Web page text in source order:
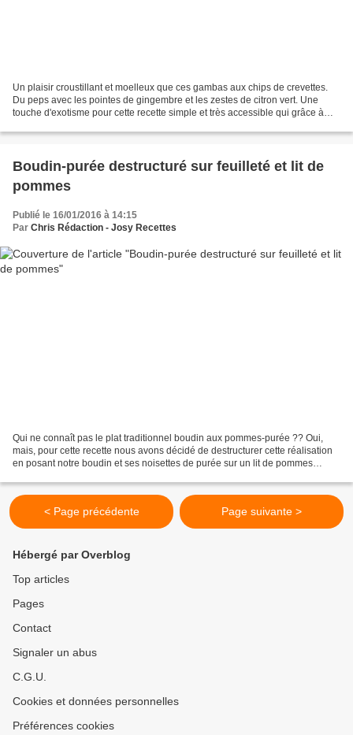
Un plaisir croustillant et moelleux que ces gambas aux chips de crevettes.
Du peps avec les pointes de gingembre et les zestes de citron vert. Une
touche d'exotisme pour cette recette simple et très accessible qui grâce à
Boudin-purée destructuré sur feuilleté et lit de
pommes
Publié le 16/01/2016 à 14:15
Par Chris Rédaction - Josy Recettes
Qui ne connaît pas le plat traditionnel boudin aux pommes-purée ?? Oui,
mais, pour cette recette nous avons décidé de destructurer cette réalisation
en posant notre boudin et ses noisettes de purée sur un lit de pommes
< Page précédente Page suivante >
Hébergé par Overblog
Top articles
Pages
Contact
Signaler un abus
C.G.U.
Cookies et données personnelles
Préférences cookies